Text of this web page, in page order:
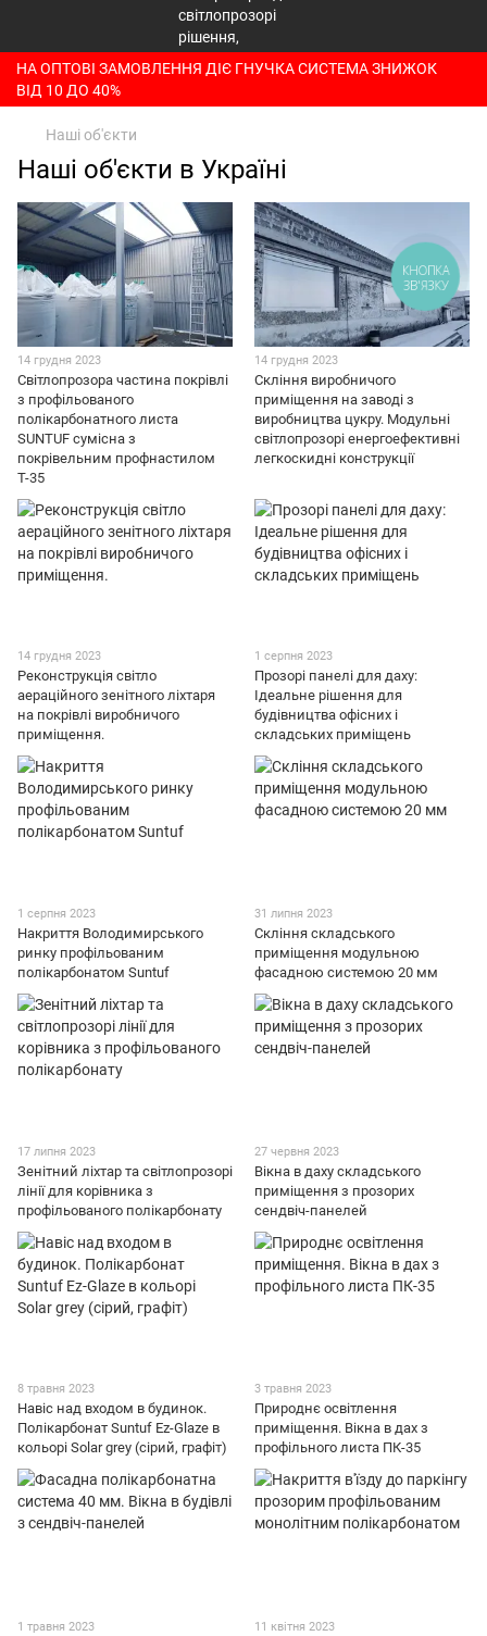
НА ОПТОВІ ЗАМОВЛЕННЯ ДІЄ ГНУЧКА СИСТЕМА ЗНИЖОК
ВІД 10 ДО 40%
Наші об'єкти
Наші об'єкти в Україні
14 грудня 2023
Світлопрозора частина покрівлі
з профільованого
полікарбонатного листа
SUNTUF сумісна з
покрівельним профнастилом
Т-35
14 грудня 2023
Скління виробничого
приміщення на заводі з
виробництва цукру. Модульні
світлопрозорі енергоефективні
легкоскидні конструкції
14 грудня 2023
Реконструкція світло
аераційного зенітного ліхтаря
на покрівлі виробничого
приміщення.
1 серпня 2023
Прозорі панелі для даху:
Ідеальне рішення для
будівництва офісних і
складських приміщень
1 серпня 2023
Накриття Володимирського
ринку профільованим
полікарбонатом Suntuf
31 липня 2023
Скління складського
приміщення модульною
фасадною системою 20 мм
17 липня 2023
Зенітний ліхтар та світлопрозорі
лінії для корівника з
профільованого полікарбонату
27 червня 2023
Вікна в даху складського
приміщення з прозорих
сендвіч-панелей
8 травня 2023
Навіс над входом в будинок.
Полікарбонат Suntuf Ez-Glaze в
кольорі Solar grey (сірий, графіт)
3 травня 2023
Природнє освітлення
приміщення. Вікна в дах з
профільного листа ПК-35
1 травня 2023 11 квітня 2023
КНОПКА
ЗВ'ЯЗКУ